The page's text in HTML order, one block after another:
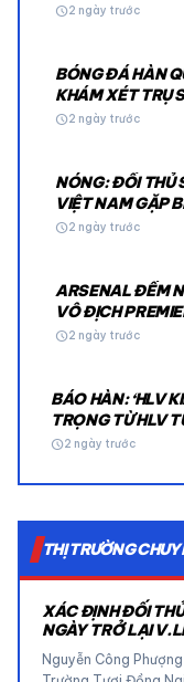
schedule2 ngày trước
BÓNG ĐÁ HÀN
KHÁM XÉT TRỤ
schedule2 ngày trước
NÓNG: ĐỐI THỦ
VIỆT NAM GẶP
schedule2 ngày trước
ARSENAL ĐẾM
VÔ ĐỊCH
schedule2 ngày trước
BÁO HÀN: ‘HLV
TRỌNG TỪ HLV
schedule2 ngày trước
THỊ TRƯỜNG
XÁC ĐỊNH ĐỐI
NGÀY TRỞ LẠI
Nguyễn Công